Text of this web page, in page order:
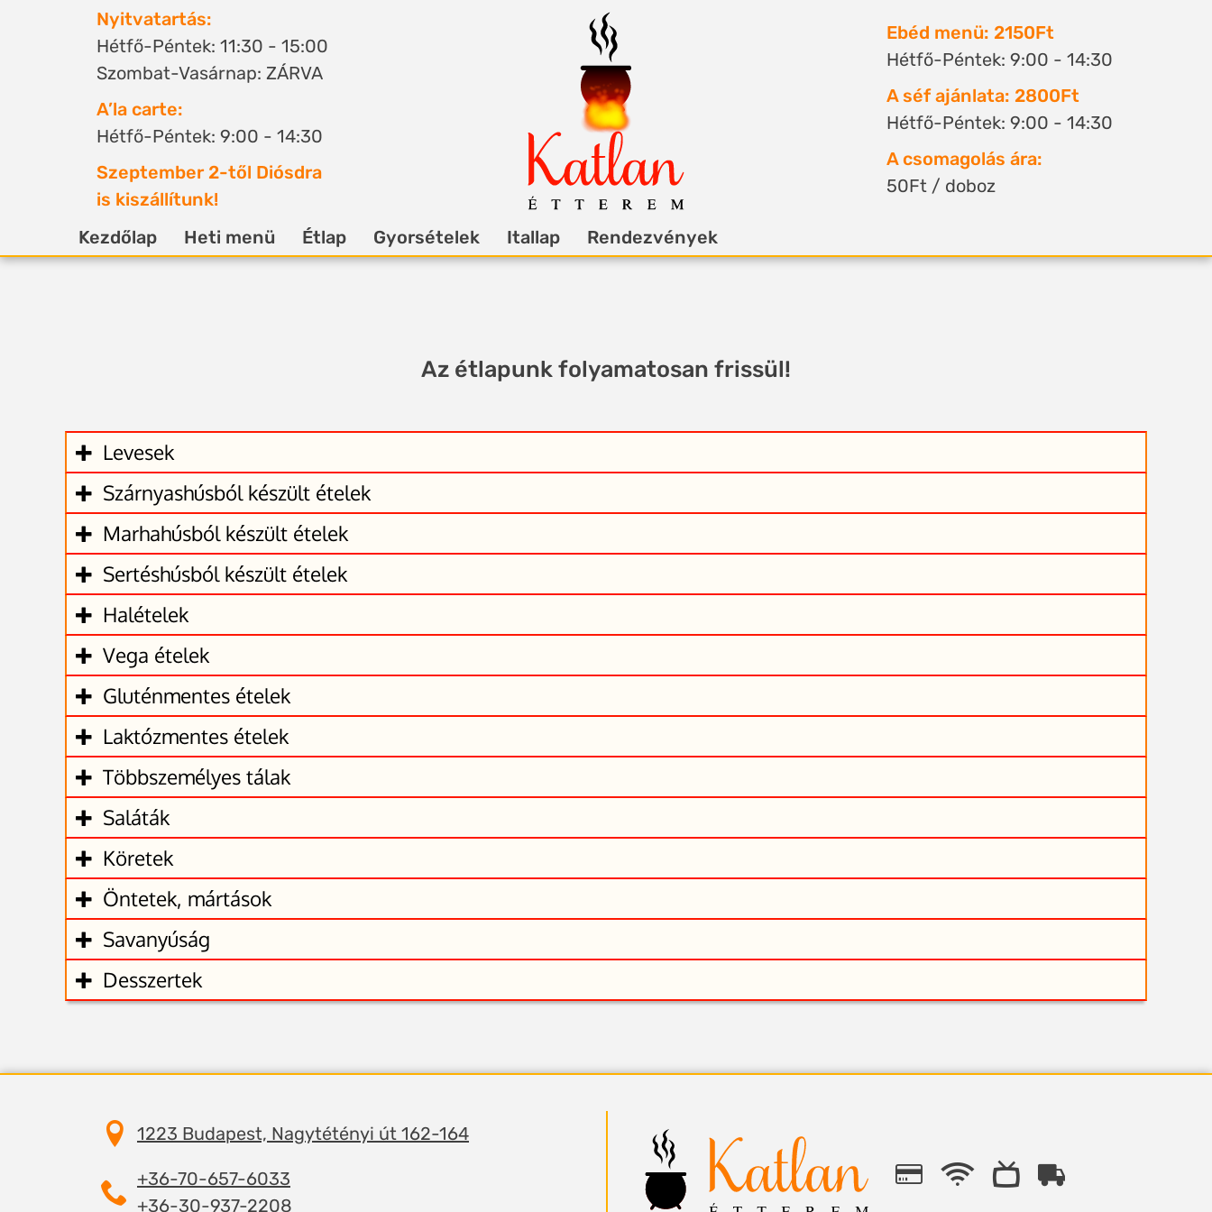
Nyitvatartás:
Hétfő-Péntek: 11:30 - 15:00
Szombat-Vasárnap: ZÁRVA
A’la carte:
Hétfő-Péntek: 9:00 - 14:30
Szeptember 2-től Diósdra
is kiszállítunk!
Ebéd menü: 2150Ft
Hétfő-Péntek: 9:00 - 14:30
A séf ajánlata: 2800Ft
Hétfő-Péntek: 9:00 - 14:30
A csomagolás ára:
50Ft / doboz
Kezdőlap Heti menü Étlap Gyorsételek Itallap Rendezvények
Az étlapunk folyamatosan frissül!
Levesek
Szárnyashúsból készült ételek
Marhahúsból készült ételek
Sertéshúsból készült ételek
Halételek
Vega ételek
Gluténmentes ételek
Laktózmentes ételek
Többszemélyes tálak
Saláták
Köretek
Öntetek, mártások
Savanyúság
Desszertek
1223 Budapest, Nagytétényi út 162-164
+36-70-657-6033
+36-30-937-2208